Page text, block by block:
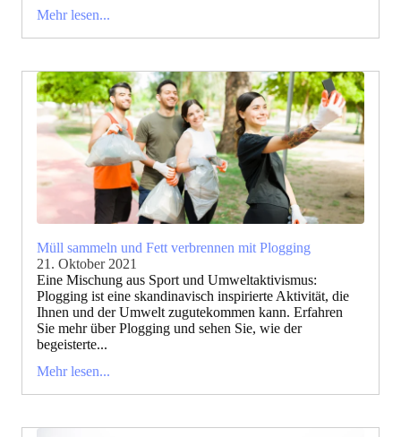
Mehr lesen...
Müll sammeln und Fett verbrennen mit Plogging
21. Oktober 2021
Eine Mischung aus Sport und Umweltaktivismus:
Plogging ist eine skandinavisch inspirierte Aktivität, die
Ihnen und der Umwelt zugutekommen kann. Erfahren
Sie mehr über Plogging und sehen Sie, wie der
begeisterte...
Mehr lesen...